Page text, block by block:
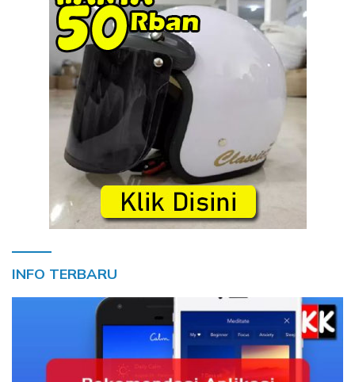
INFO TERBARU